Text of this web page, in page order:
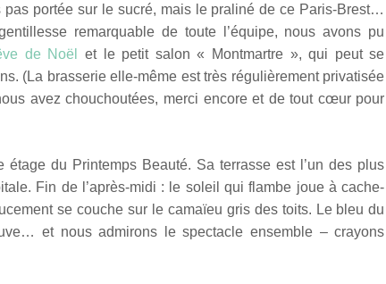
portée sur le sucré, mais le praliné de ce Paris-Brest…
remarquable de toute l’équipe, nous avons pu
de Noël
et le petit salon « Montmartre », qui peut se
(La brasserie elle-même est très régulièrement privatisée
avez chouchoutées, merci encore et de tout cœur pour
étage du Printemps Beauté. Sa terrasse est l’un des plus
Fin de l’après-midi : le soleil qui flambe joue à cache-
se couche sur le camaïeu gris des toits. Le bleu du
et nous admirons le spectacle ensemble – crayons